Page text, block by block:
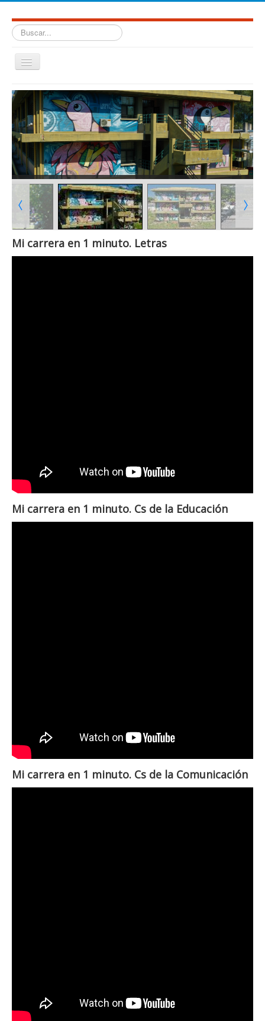
Buscar...
Cambiar
navegación
≡
Facultad de Humanidades. Universidad Nacional de Salta.
Mi carrera en 1 minuto. Letras
Mi carrera en 1 minuto. Cs de la Educación
Mi carrera en 1 minuto. Cs de la Comunicación